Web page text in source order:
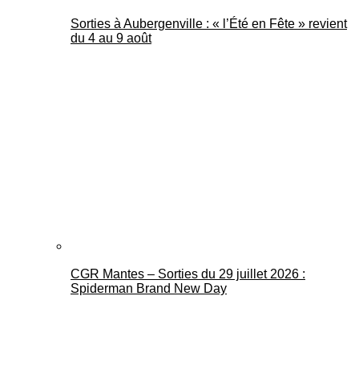
Sorties à Aubergenville : « l’Été en Fête » revient
du 4 au 9 août
CGR Mantes – Sorties du 29 juillet 2026 :
Spiderman Brand New Day